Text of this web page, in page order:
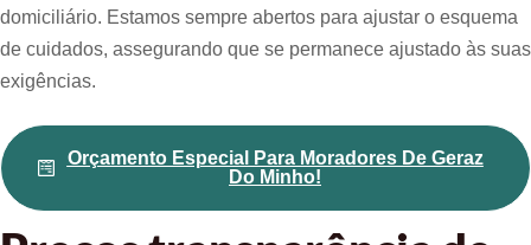
domiciliário. Estamos sempre abertos para ajustar o esquema
de cuidados, assegurando que se permanece ajustado às suas
exigências.
Orçamento Especial Para Moradores De Geraz
Do Minho!